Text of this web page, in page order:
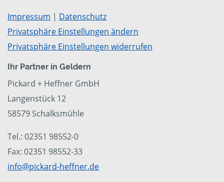
Impressum | Datenschutz
Privatsphäre Einstellungen ändern
Privatsphäre Einstellungen widerrufen
Ihr Partner in Geldern
Pickard + Heffner GmbH
Langenstück 12
58579 Schalksmühle
Tel.: 02351 98552-0
Fax: 02351 98552-33
info@pickard-heffner.de